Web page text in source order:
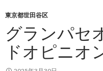
キ
プ
東京都世田谷区
グランパセ
ドオピニオ